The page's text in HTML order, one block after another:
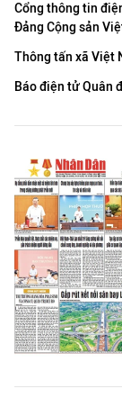
Cổng thông tin
Đảng Cộng sản
Thông tấn xã Việt
Báo điện tử Quân